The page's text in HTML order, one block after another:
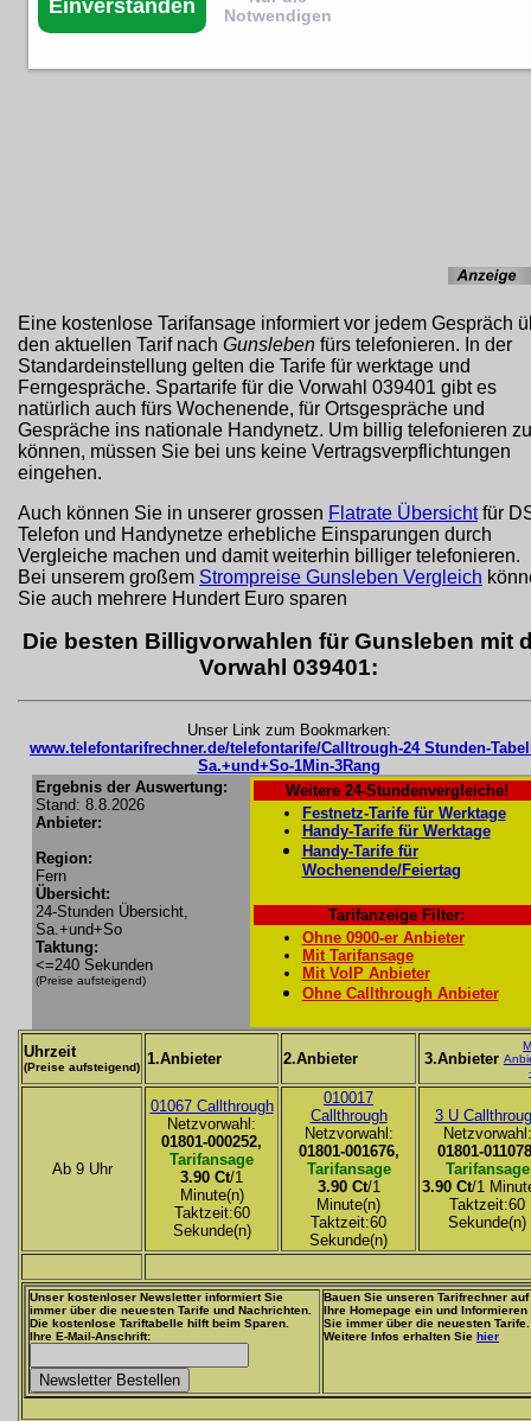
Eine kostenlose Tarifansage informiert vor jedem Gespräch
den aktuellen Tarif nach Gunsleben fürs telefonieren. In der
Standardeinstellung gelten die Tarife für werktage und
Ferngespräche. Spartarife für die Vorwahl 039401 gibt es
natürlich auch fürs Wochenende, für Ortsgespräche und
Gespräche ins nationale Handynetz. Um billig telefonieren zu
können, müssen Sie bei uns keine Vertragsverpflichtungen
eingehen.
Auch können Sie in unserer grossen Flatrate Übersichtfür
Telefon und Handynetze erhebliche Einsparungen durch
Vergleiche machen und damit weiterhin billiger telefonieren.
Bei unserem großem Strompreise Gunsleben Vergleich
Sie auch mehrere Hundert Euro sparen
Die besten Billigvorwahlen für Gunsleben mit
Vorwahl 039401:
Unser Link zum Bookmarken:
www.telefontarifrechner.de/telefontarife/Calltrough-24 Stunden-
Sa.+und+So-1Min-3Rang
Ergebnis der Auswertung:
Stand: 8.8.2026
Anbieter:
Region:
Fern
Übersicht:
24-Stunden Übersicht,
Sa.+und+So
Taktung:
<=240 Sekunden
(Preise aufsteigend)
Weitere 24-Stundenvergleiche!
Festnetz-Tarife für Werktage
Handy-Tarife für Werktage
Handy-Tarife für
Wochenende/Feiertag
Tarifanzeige Filter:
Ohne 0900-er Anbieter
Mit Tarifansage
Mit VoIP Anbieter
Ohne Callthrough Anbieter
Uhrzeit
(Preise aufsteigend) 1.Anbieter 2.Anbieter 3.Anbieter
Ab 9 Uhr
01067 Callthrough
Netzvorwahl:
01801-000252,
Tarifansage
3.90 Ct/1
Minute(n)
Taktzeit:60
Sekunde(n)
010017
Callthrough
Netzvorwahl:
01801-001676,
Tarifansage
3.90 Ct/1
Minute(n)
Taktzeit:60
Sekunde(n)
3 U
Netzvorwahl:
01801-
Tarifansage
3.90 Ct/1
Taktzeit:60
Sekunde(n)
Unser kostenloser Newsletter informiert Sie
immer über die neuesten Tarife und Nachrichten.
Die kostenlose Tariftabelle hilft beim Sparen.
Ihre E-Mail-Anschrift:
Bauen Sie unseren Tarifrechner auf
Ihre Homepage ein und Informieren
Sie immer über die neuesten Tarife.
Weitere Infos erhalten Sie hier
Einverstanden
Notwendigen